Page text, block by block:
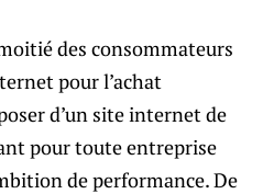
des consommateurs
pour l’achat
d’un site internet de
pour toute entreprise
de performance. De